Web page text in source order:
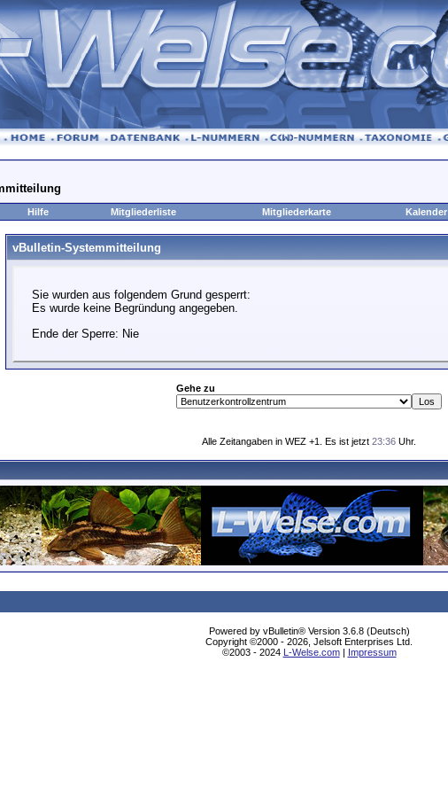
Hilfe Mitgliederliste Mitgliederkarte Kalender
vBulletin-Systemmitteilung
Sie wurden aus folgendem Grund gesperrt:
Es wurde keine Begründung angegeben.
Ende der Sperre: Nie
Gehe zu
Alle Zeitangaben in WEZ +1. Es ist jetzt 23:36 Uhr.
Powered by vBulletin® Version 3.6.8 (Deutsch)
Copyright ©2000 - 2026, Jelsoft Enterprises Ltd.
©2003 - 2024 L-Welse.com| Impressum